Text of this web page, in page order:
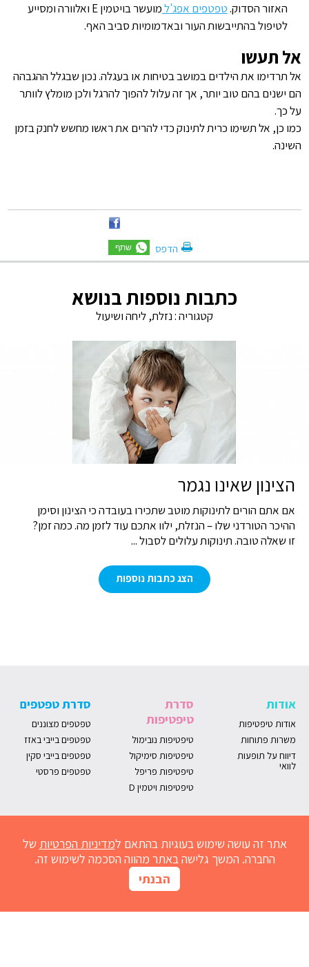
אתר זה עושה שימוש בעוגיות בהתאם למדיניות הפרטיות של
החברה. המשך גלישה באתר מהווה הסכמה לשימוש זה.
הבנתי
האזור הסדוק.טפטפים אפג'ל
מועשר בויטמין E ואלוורה ומסייע
לטיפול בהתייבשות העור ובאדמומיות סביב האף.
אל תעשו
אל תרדימו את הילדים במושב בטיחות או בעגלה. נכון שבגלל ההגבהה
הם ישנים בהם טוב יותר, אך זה עלול להפוך להרגל ולכן מומלץ לוותר
על כך.
כמו כן, אל תשימו כרית לתינוק כדי להרים את ראשו מחשש לחנק בזמן
השינה.
הדפס
כתבות נוספות בנושא
קטגוריה :נזלת, ליחה ושיעול
הצינון שאינו נגמר
אם אתם הורים לתינוקות מוטב שתכירו בעובדה כי הצינון וסימן
ההיכר הטורדני שלו – הנזלת, ילוו אתכם עוד לזמן מה. כמה זמן?
זו שאלה טובה. תינוקות עלולים לסבול ...
הצג כתבות נוספות
אודות
אודות טיפטיפות
משרות פתוחות
דיווח על תופעות
לוואי
סדרת
טיפטיפות
טיפטיפות נובימול
טיפטיפות סימיקול
טיפטיפות פריפל
טיפטיפות ויטמין D
סדרת טפטפים
טפטפים מצוננים
טפטפים בייבי באזז
טפטפים בייבי סקין
טפטפים פרסטי